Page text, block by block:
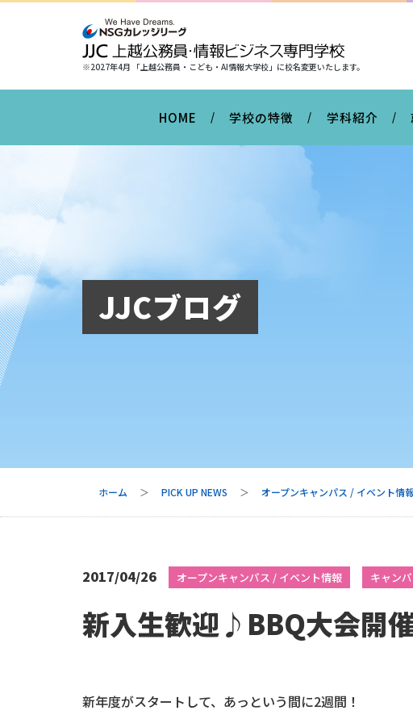
※2027年4月 「上越公務員・こども・AI情報大学校」に校名変更いたします。
HOME 学校の特徴 学科紹介
JJCブログ
ホーム PICK UP NEWS オープンキャンパス / イベント情
2017/04/26 オープンキャンパス / イベント情報 キャン
新入生歓迎♪BBQ大会開
新年度がスタートして、あっという間に2週間！